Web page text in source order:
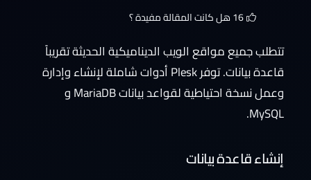
16 هل كانت المقالة مفيدة ؟
تتطلب جميع مواقع الويب الديناميكية الحديثة تقريباً
قاعدة بيانات. توفر Plesk أدوات شاملة لإنشاء وإدارة
وعمل نسخة احتياطية لقواعد بيانات MariaDB و
MySQL.
إنشاء قاعدة بيانات